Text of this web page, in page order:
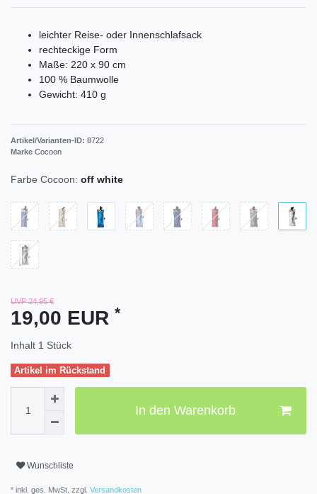
leichter Reise- oder Innenschlafsack
rechteckige Form
Maße: 220 x 90 cm
100 % Baumwolle
Gewicht: 410 g
Artikel/Varianten-ID: 8722
Marke Cocoon
Farbe Cocoon: off white
UVP 24,95 €
19,00 EUR *
Inhalt 1 Stück
Artikel im Rückstand
In den Warenkorb
Wunschliste
* inkl. ges. MwSt. zzgl. Versandkosten